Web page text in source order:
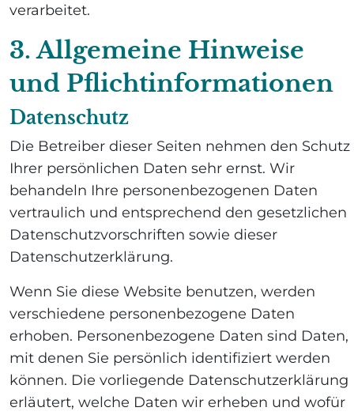
verarbeitet.
3. Allgemeine Hinweise
und Pflicht­informationen
Datenschutz
Die Betreiber dieser Seiten nehmen den Schutz
Ihrer persönlichen Daten sehr ernst. Wir
behandeln Ihre personenbezogenen Daten
vertraulich und entsprechend den gesetzlichen
Datenschutzvorschriften sowie dieser
Datenschutzerklärung.
Wenn Sie diese Website benutzen, werden
verschiedene personenbezogene Daten
erhoben. Personenbezogene Daten sind Daten,
mit denen Sie persönlich identifiziert werden
können. Die vorliegende Datenschutzerklärung
erläutert, welche Daten wir erheben und wofür